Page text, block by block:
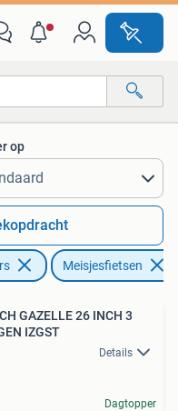
op
Meisjesfietsen
GAZELLE 26 INCH 3
IZGST
Details
Dagtopper